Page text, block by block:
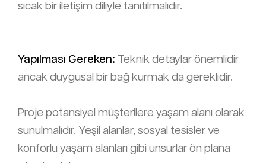
sıcak bir iletişim diliyle tanıtılmalıdır.
Yapılması Gereken: Teknik detaylar önemlidir
ancak duygusal bir bağ kurmak da gereklidir.
Proje potansiyel müşterilere yaşam alanı olarak
sunulmalıdır. Yeşil alanlar, sosyal tesisler ve
konforlu yaşam alanları gibi unsurlar ön plana